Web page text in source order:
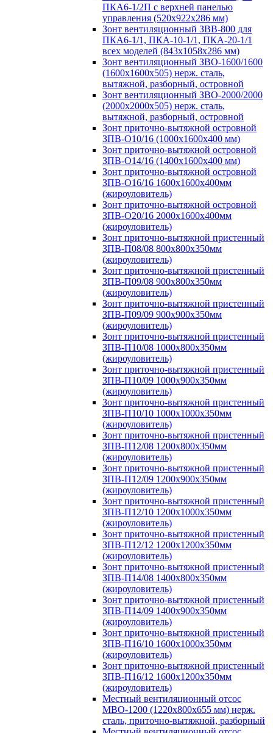
ПКА6-1/2П с верхней панелью
управления (520х922х286 мм)
Зонт вентиляционный ЗВВ-800 для
ПКА6-1/1, ПКА-10-1/1, ПКА-20-1/1
всех моделей (843х1058х286 мм)
Зонт вентиляционный ЗВО-1600/1600
(1600х1600х505) нерж. сталь,
вытяжной, разборный, островной
Зонт вентиляционный ЗВО-2000/2000
(2000х2000х505) нерж. сталь,
вытяжной, разборный, островной
Зонт приточно-вытяжной островной
ЗПВ-О10/16 (1000х1600х400 мм)
Зонт приточно-вытяжной островной
ЗПВ-О14/16 (1400х1600х400 мм)
Зонт приточно-вытяжной островной
ЗПВ-О16/16 1600х1600х400мм
(жироуловитель)
Зонт приточно-вытяжной островной
ЗПВ-О20/16 2000х1600х400мм
(жироуловитель)
Зонт приточно-вытяжной пристенный
ЗПВ-П08/08 800х800х350мм
(жироуловитель)
Зонт приточно-вытяжной пристенный
ЗПВ-П09/08 900х800х350мм
(жироуловитель)
Зонт приточно-вытяжной пристенный
ЗПВ-П09/09 900х900х350мм
(жироуловитель)
Зонт приточно-вытяжной пристенный
ЗПВ-П10/08 1000х800х350мм
(жироуловитель)
Зонт приточно-вытяжной пристенный
ЗПВ-П10/09 1000х900х350мм
(жироуловитель)
Зонт приточно-вытяжной пристенный
ЗПВ-П10/10 1000х1000х350мм
(жироуловитель)
Зонт приточно-вытяжной пристенный
ЗПВ-П12/08 1200х800х350мм
(жироуловитель)
Зонт приточно-вытяжной пристенный
ЗПВ-П12/09 1200х900х350мм
(жироуловитель)
Зонт приточно-вытяжной пристенный
ЗПВ-П12/10 1200х1000х350мм
(жироуловитель)
Зонт приточно-вытяжной пристенный
ЗПВ-П12/12 1200х1200х350мм
(жироуловитель)
Зонт приточно-вытяжной пристенный
ЗПВ-П14/08 1400х800х350мм
(жироуловитель)
Зонт приточно-вытяжной пристенный
ЗПВ-П14/09 1400х900х350мм
(жироуловитель)
Зонт приточно-вытяжной пристенный
ЗПВ-П16/10 1600х1000х350мм
(жироуловитель)
Зонт приточно-вытяжной пристенный
ЗПВ-П16/12 1600х1200х350мм
(жироуловитель)
Местный вентиляционный отсос
МВО-1200 (1220х800х655 мм) нерж.
сталь, приточно-вытяжной, разборный